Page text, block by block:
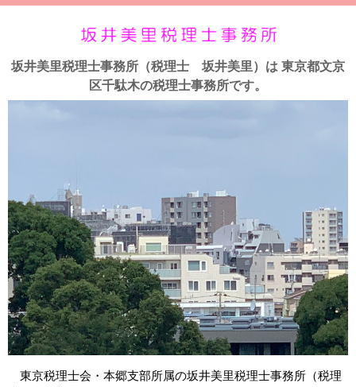
坂井美里税理士事務所（税理士 坂井美里）は 東京都文京
区千駄木の税理士事務所です。
東京税理士会・本郷支部所属の坂井美里税理士事務所（税理